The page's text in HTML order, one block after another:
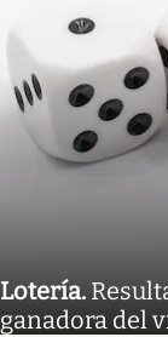
Lotería.
ganadora del